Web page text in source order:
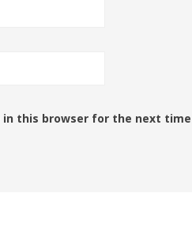
in this browser for the next